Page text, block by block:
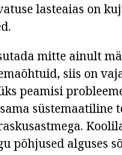
lasteaias on
mitte ainult
siis on
peamisi
süstemaatiline
põhjused alguses